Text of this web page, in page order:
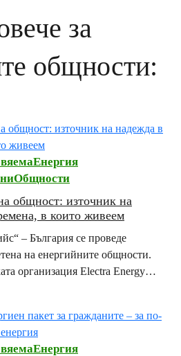
за
общности:
общност: източник на
в които живеем
– България се проведе
на енергийните общности.
организация Electra Energy
– България и